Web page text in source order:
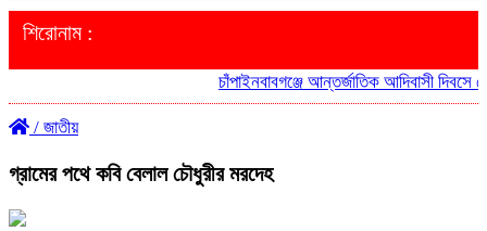
শিরোনাম :
চাঁপাইনবাবগঞ্জে আন্তর্জাতিক আদিবাসী দিবসে
/ জাতীয়
গ্রামের পথে কবি বেলাল চৌধুরীর মরদেহ